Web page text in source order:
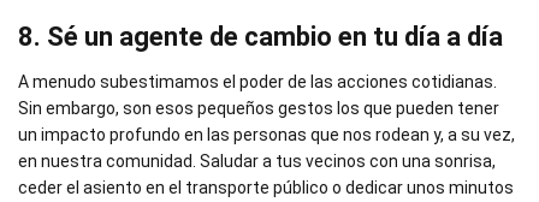
8. Sé un agente de cambio en tu día a día
A menudo subestimamos el poder de las acciones cotidianas.
Sin embargo, son esos pequeños gestos los que pueden tener
un impacto profundo en las personas que nos rodean y, a su vez,
en nuestra comunidad. Saludar a tus vecinos con una sonrisa,
ceder el asiento en el transporte público o dedicar unos minutos